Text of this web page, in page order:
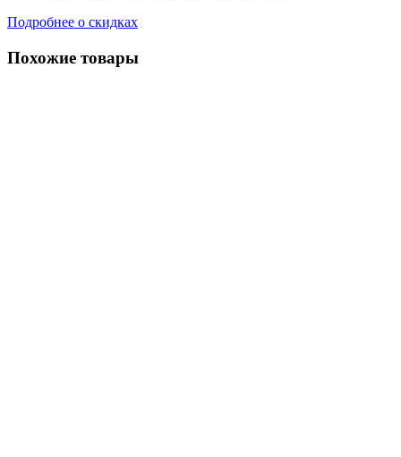
Подробнее о скидках
Похожие товары